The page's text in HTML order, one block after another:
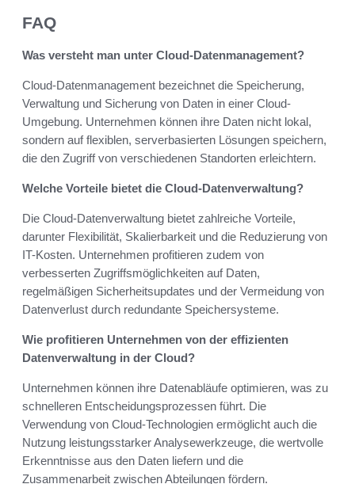
FAQ
Was versteht man unter Cloud-Datenmanagement?
Cloud-Datenmanagement bezeichnet die Speicherung,
Verwaltung und Sicherung von Daten in einer Cloud-
Umgebung. Unternehmen können ihre Daten nicht lokal,
sondern auf flexiblen, serverbasierten Lösungen speichern,
die den Zugriff von verschiedenen Standorten erleichtern.
Welche Vorteile bietet die Cloud-Datenverwaltung?
Die Cloud-Datenverwaltung bietet zahlreiche Vorteile,
darunter Flexibilität, Skalierbarkeit und die Reduzierung von
IT-Kosten. Unternehmen profitieren zudem von
verbesserten Zugriffsmöglichkeiten auf Daten,
regelmäßigen Sicherheitsupdates und der Vermeidung von
Datenverlust durch redundante Speichersysteme.
Wie profitieren Unternehmen von der effizienten
Datenverwaltung in der Cloud?
Unternehmen können ihre Datenabläufe optimieren, was zu
schnelleren Entscheidungsprozessen führt. Die
Verwendung von Cloud-Technologien ermöglicht auch die
Nutzung leistungsstarker Analysewerkzeuge, die wertvolle
Erkenntnisse aus den Daten liefern und die
Zusammenarbeit zwischen Abteilungen fördern.